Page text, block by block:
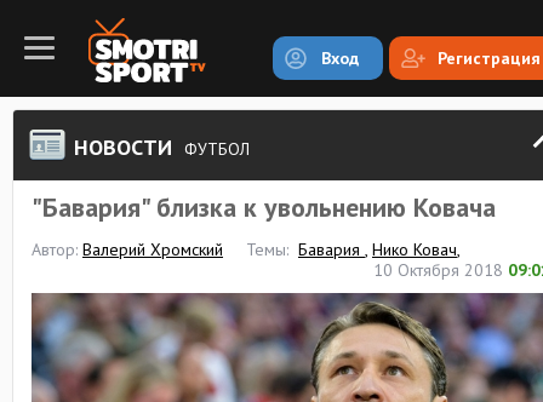
Вход Регистрация
НОВОСТИ ФУТБОЛ
"Бавария" близка к увольнению Ковача
Автор: Валерий Хромский Темы: Бавария , Нико Ковач,
10 Октября 2018